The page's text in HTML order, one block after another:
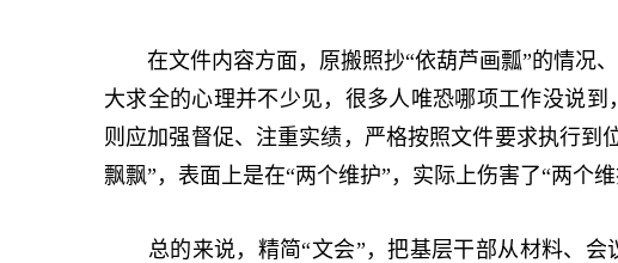
在文件内容方面，原搬照抄“依葫芦画瓢”的情况、
大求全的心理并不少见，很多人唯恐哪项工作没说到
则应加强督促、注重实绩，严格按照文件要求执行到
飘飘”，表面上是在“两个维护”，实际上伤害了“两个维
总的来说，精简“文会”，把基层干部从材料、会